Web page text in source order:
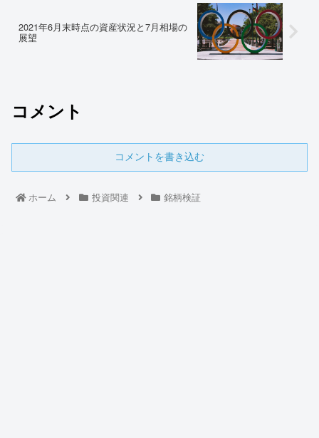
2021年6月末時点の資産状況と7月相場の
展望
コメント
コメントを書き込む
ホーム 投資関連 銘柄検証